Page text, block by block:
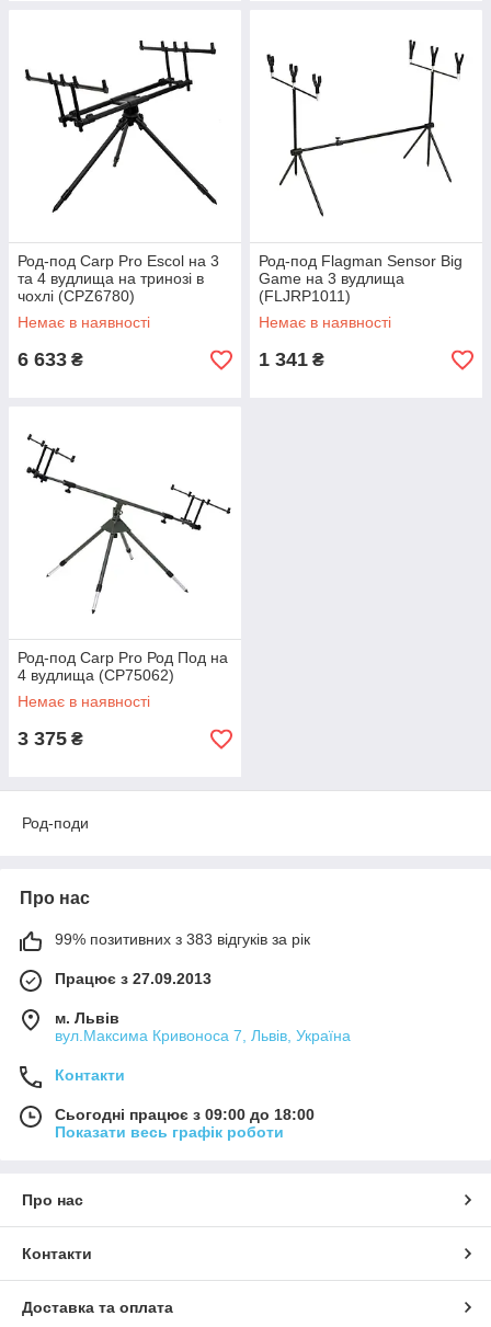
Род-под Carp Pro Escol на 3
та 4 вудлища на тринозі в
чохлі (CPZ6780)
Немає в наявності
6 633 ₴
Род-под Flagman Sensor Big
Game на 3 вудлища
(FLJRP1011)
Немає в наявності
1 341 ₴
Род-под Carp Pro Род Под на
4 вудлища (CP75062)
Немає в наявності
3 375 ₴
Род-поди
Про нас
99% позитивних з 383 відгуків за рік
Працює з 27.09.2013
м. Львів
вул.Максима Кривоноса 7, Львів, Україна
Контакти
Сьогодні працює з 09:00 до 18:00
Показати весь графік роботи
Про нас
Контакти
Доставка та оплата